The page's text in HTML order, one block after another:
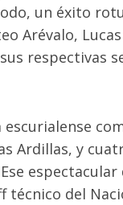
un éxito
Arévalo,
respectivas
Ardillas, y
técnico del